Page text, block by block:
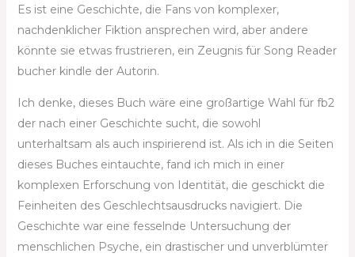
Es ist eine Geschichte, die Fans von komplexer,
nachdenklicher Fiktion ansprechen wird, aber andere
könnte sie etwas frustrieren, ein Zeugnis für Song Reader
bucher kindle der Autorin.
Ich denke, dieses Buch wäre eine großartige Wahl für fb2
der nach einer Geschichte sucht, die sowohl
unterhaltsam als auch inspirierend ist. Als ich in die Seiten
dieses Buches eintauchte, fand ich mich in einer
komplexen Erforschung von Identität, die geschickt die
Feinheiten des Geschlechtsausdrucks navigiert. Die
Geschichte war eine fesselnde Untersuchung der
menschlichen Psyche, ein drastischer und unverblümter